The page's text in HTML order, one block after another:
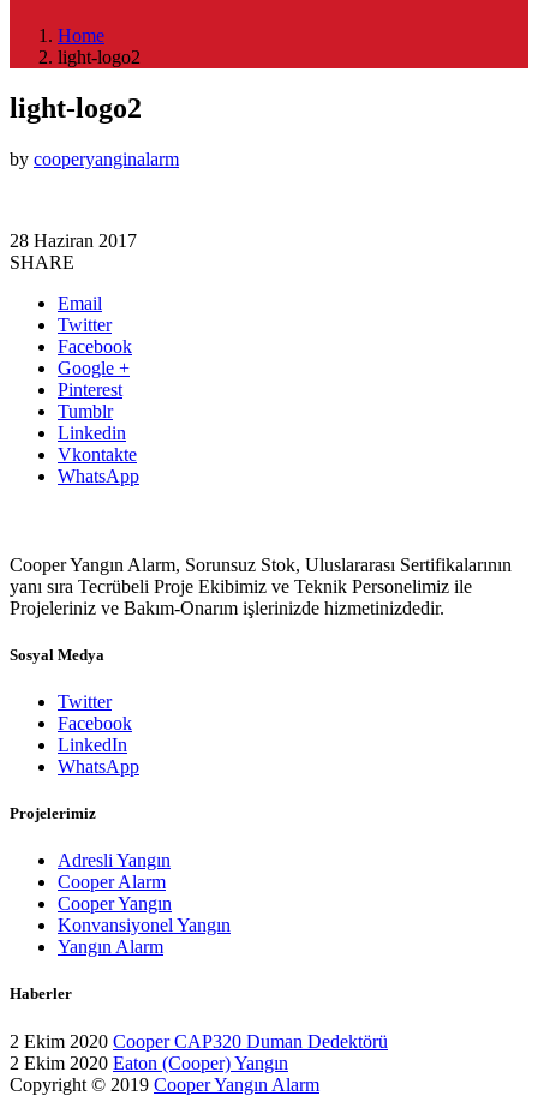
Home
light-logo2
light-logo2
by cooperyanginalarm
28 Haziran 2017
SHARE
Email
Twitter
Facebook
Google +
Pinterest
Tumblr
Linkedin
Vkontakte
WhatsApp
Cooper Yangın Alarm, Sorunsuz Stok, Uluslararası Sertifikalarının
yanı sıra Tecrübeli Proje Ekibimiz ve Teknik Personelimiz ile
Projeleriniz ve Bakım-Onarım işlerinizde hizmetinizdedir.
Sosyal Medya
Twitter
Facebook
LinkedIn
WhatsApp
Projelerimiz
Adresli Yangın
Cooper Alarm
Cooper Yangın
Konvansiyonel Yangın
Yangın Alarm
Haberler
2 Ekim 2020 Cooper CAP320 Duman Dedektörü
2 Ekim 2020 Eaton (Cooper) Yangın
Copyright © 2019 Cooper Yangın Alarm